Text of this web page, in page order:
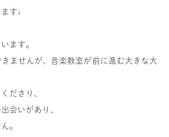
す♩
ます。
ませんが、音楽教室が前に進む大きな大
ださり、
会いがあり、
。